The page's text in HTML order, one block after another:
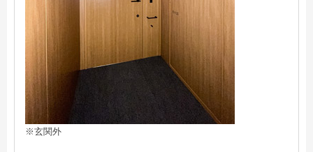
※玄関外